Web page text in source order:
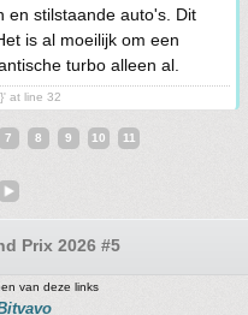
en stilstaande auto's. Dit
is al moeilijk om een
turbo alleen al.
at line 32
7 8 9 10 11
Prix 2026 #5
van deze links